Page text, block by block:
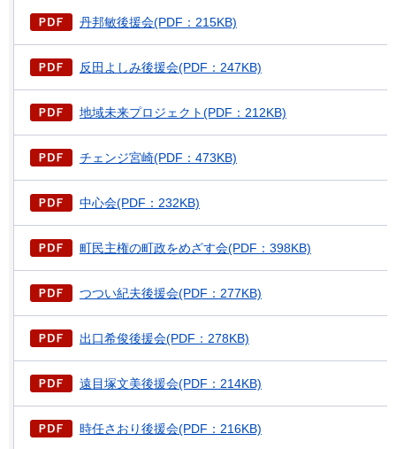
丹邦敏後援会(PDF：215KB)
反田よしみ後援会(PDF：247KB)
地域未来プロジェクト(PDF：212KB)
チェンジ宮崎(PDF：473KB)
中心会(PDF：232KB)
町民主権の町政をめざす会(PDF：398KB)
つつい紀夫後援会(PDF：277KB)
出口希俊後援会(PDF：278KB)
遠目塚文美後援会(PDF：214KB)
時任さおり後援会(PDF：216KB)